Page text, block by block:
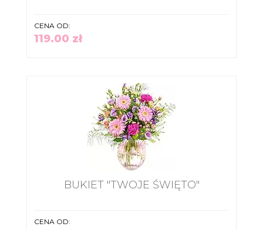
CENA OD:
119.00 zł
BUKIET "TWOJE ŚWIĘTO"
CENA OD: